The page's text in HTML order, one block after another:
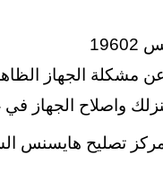
مشكلة الجهاز
واصلاح الجهاز في غضون 60
تصليح هايسنس